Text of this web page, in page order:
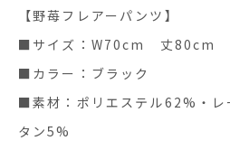
【野苺フレアーパンツ】
■サイズ：W70cm 丈80cm
■カラー：ブラック
■素材：ポリエステル62%・レ
タン5%